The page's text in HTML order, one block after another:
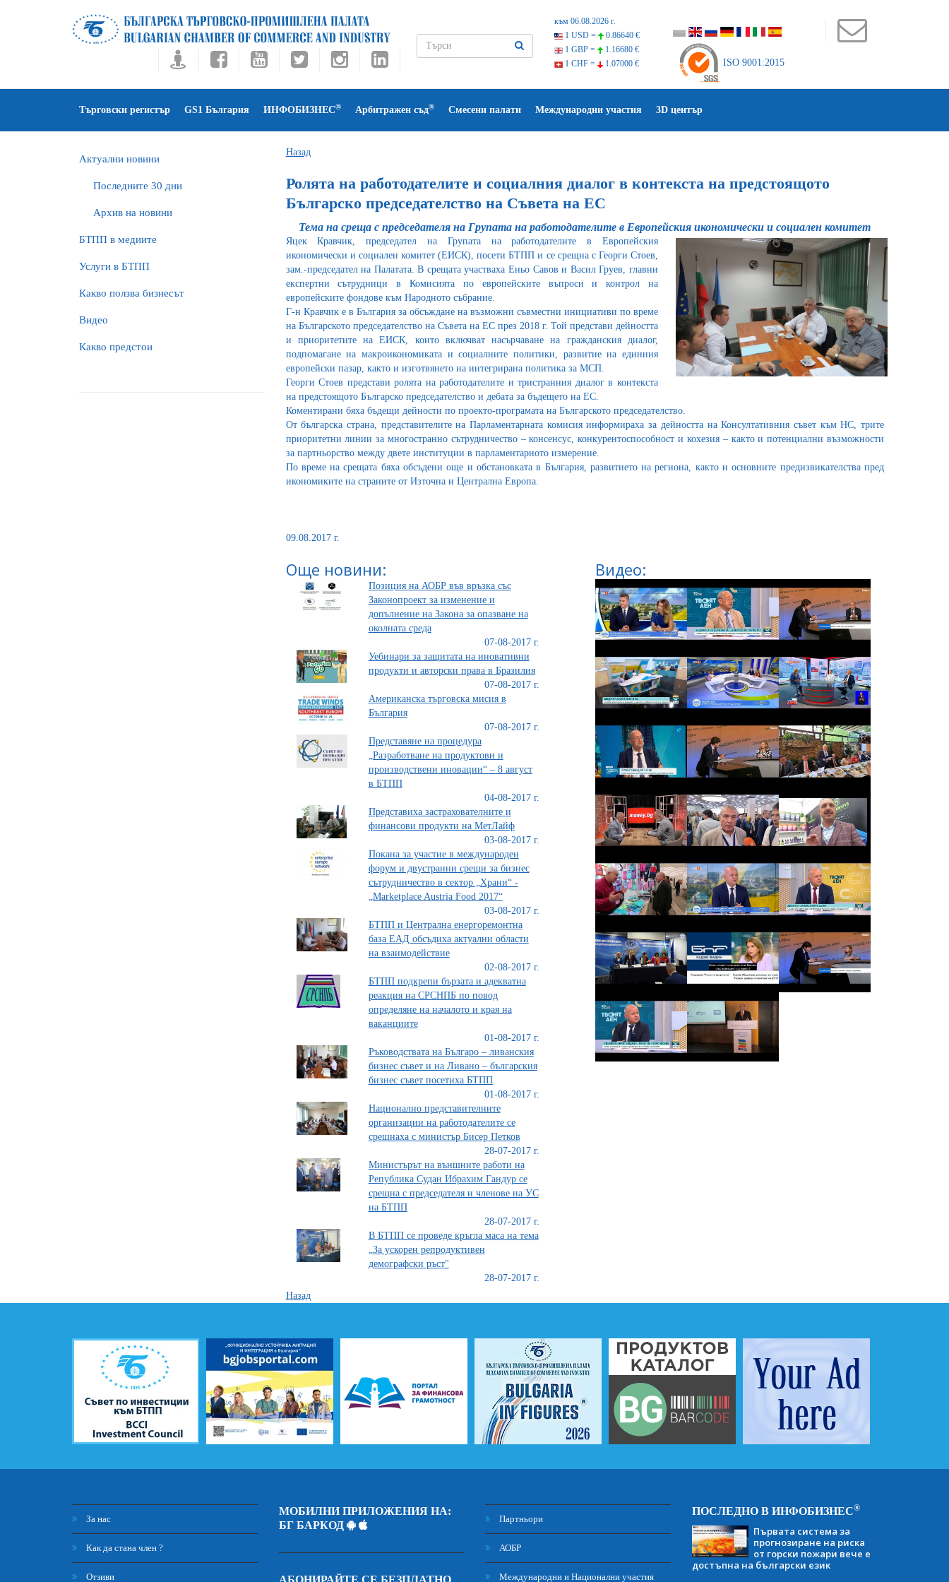
към 06.08.2026 г.
1 USD =
0.86640 €
1 GBP =
1.16680 €
1 CHF =
1.07000 € ISO 9001:2015
Търговски регистър GS1 България ИНФОБИЗНЕС® Арбитражен съд® Смесени палати Международни участия 3D център
Актуални новини
Последните 30 дни
Архив на новини
БTПП в медиите
Услуги в БТПП
Какво ползва бизнесът
Видео
Какво предстои
Назад
Ролята на работодателите и социалния диалог в контекста на предстоящото
Българско председателство на Съвета на ЕС
Тема на среща с председателя на Групата на работодателите в Европейския икономически и социален комитет
Яцек Кравчик, председател на Групата на работодателите в Европейския
икономически и социален комитет (ЕИСК), посети БТПП и се срещна с Георги Стоев,
зам.-председател на Палатата. В срещата участваха Еньо Савов и Васил Груев, главни
експертни сътрудници в Комисията по европейските въпроси и контрол на
европейските фондове към Народното събрание.
Г-н Кравчик е в България за обсъждане на възможни съвместни инициативи по време
на Българското председателство на Съвета на ЕС през 2018 г. Той представи дейността
и приоритетите на ЕИСК, които включват насърчаване на гражданския диалог,
подпомагане на макроикономиката и социалните политики, развитие на единния
европейски пазар, както и изготвянето на интегрирана политика за МСП.
Георги Стоев представи ролята на работодателите и тристранния диалог в контекста
на предстоящото Българско председателство и дебата за бъдещето на ЕС.
Коментирани бяха бъдещи дейности по проекто-програмата на Българското председателство.
От българска страна, представителите на Парламентарната комисия информираха за дейността на Консултативния съвет към НС, трите
приоритетни линии за многостранно сътрудничество – консенсус, конкурентоспособност и кохезия – както и потенциални възможности
за партньорство между двете институции в парламентарното измерение.
По време на срещата бяха обсъдени още и обстановката в България, развитието на региона, както и основните предизвикателства пред
икономиките на страните от Източна и Централна Европа.
09.08.2017 г.
Още новини:
Позиция на АОБР във връзка със
Законопроект за изменение и
допълнение на Закона за опазване на
околната среда
07-08-2017 г.
Уебинари за защитата на иновативни
продукти и авторски права в Бразилия
07-08-2017 г.
Aмериканска търговска мисия в
България
07-08-2017 г.
Представяне на процедура
„Разработване на продуктови и
производствени иновации“ – 8 август
в БТПП
04-08-2017 г.
Представиха застрахователните и
финансови продукти на МетЛайф
03-08-2017 г.
Покана за участие в международен
форум и двустранни срещи за бизнес
сътрудничество в сектор „Храни“ -
„Marketplace Austria Food 2017“
03-08-2017 г.
БТПП и Централна енергоремонтна
база ЕАД обсъдиха актуални области
на взаимодействие
02-08-2017 г.
БТПП подкрепи бързата и адекватна
реакция на СРСНПБ по повод
определяне на началото и края на
ваканциите
01-08-2017 г.
Ръководствата на Българо – ливанския
бизнес съвет и на Ливано – българския
бизнес съвет посетиха БТПП
01-08-2017 г.
Национално представителните
организации на работодателите се
срещнаха с министър Бисер Петков
28-07-2017 г.
Министърът на външните работи на
Република Судан Ибрахим Гандур се
срещна с председателя и членове на УС
на БТПП
28-07-2017 г.
В БТПП се проведе кръгла маса на тема
„За ускорен репродуктивен
демографски ръст"
28-07-2017 г.
Видео:
Назад
За нас
Как да стана член ?
Отзиви
МОБИЛНИ ПРИЛОЖЕНИЯ НА:
БГ БАРКОД
АБОНИРАЙТЕ СЕ БЕЗПЛАТНО
Партньори
АОБР
Международни и Национални участия
ПОСЛЕДНО В ИНФОБИЗНЕС®
Първата система за
прогнозиране на риска
от горски пожари вече е
достъпна на български език